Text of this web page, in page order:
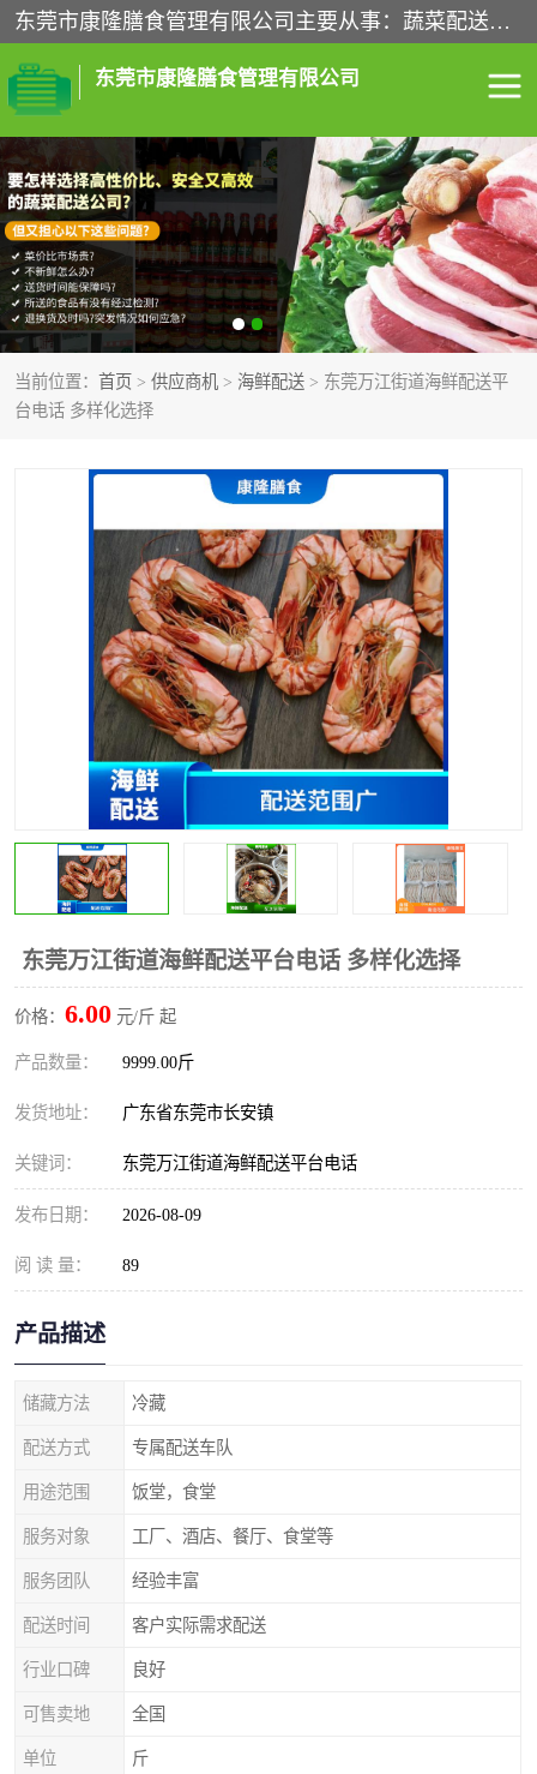
东莞市康隆膳食管理有限公司主要从事：蔬菜配送、食堂承包、企业工厂食堂承包、机关单位食堂承包、调味品配送、粮油配送、干货配送、副食配送、水果配送、海鲜配送等业务，东莞蔬菜配送电话，咨询在线客服。
东莞市康隆膳食管理有限公司
当前位置： 首页 > 供应商机 > 海鲜配送 > 东莞万江街道海鲜配送平
台电话 多样化选择
东莞万江街道海鲜配送平台电话 多样化选择
价格： 6.00 元/斤 起
产品数量： 9999.00斤
发货地址： 广东省东莞市长安镇
关键词： 东莞万江街道海鲜配送平台电话
发布日期： 2026-08-09
阅 读 量： 89
产品描述
储藏方法 冷藏
配送方式 专属配送车队
用途范围 饭堂，食堂
服务对象 工厂、酒店、餐厅、食堂等
服务团队 经验丰富
配送时间 客户实际需求配送
行业口碑 良好
可售卖地 全国
单位 斤
食堂承包 蔬菜配送
粮油配送 鲜肉配送
海鲜配送 食材配送
调料配送 企业工厂食堂承包
副食配送